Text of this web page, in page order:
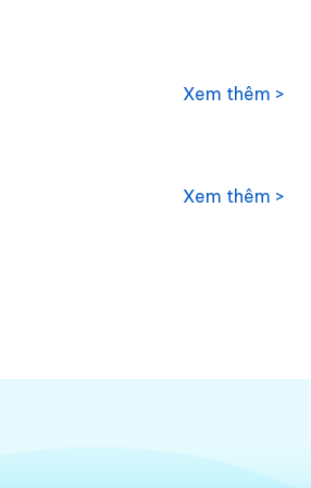
Xem thêm >
Xem thêm >